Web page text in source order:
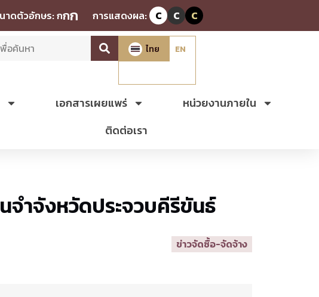
าดตัวอักษร:กกก การแสดงผล: C C C
ไทย EN
เอกสารเผยแพร่
หน่วยงานภายใน
ติดต่อเรา
จำจังหวัดประจวบคีรีขันธ์
ข่าวจัดซื้อ-จัดจ้าง